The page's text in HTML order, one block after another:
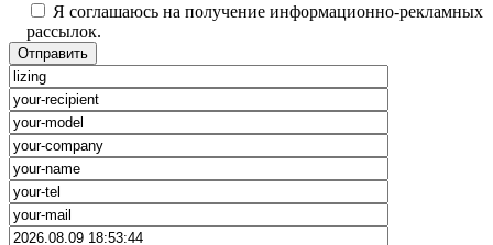
Я соглашаюсь на получение информационно-рекламных
рассылок.